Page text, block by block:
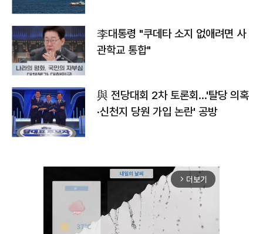
李대통령 "쿠데타 소지 없애려면 사
관학교 통합"
與 전당대회 2차 토론회…'탈당 의혹
·신천지 당원 가입 논란' 공방
arrow_forward_ios 더보기